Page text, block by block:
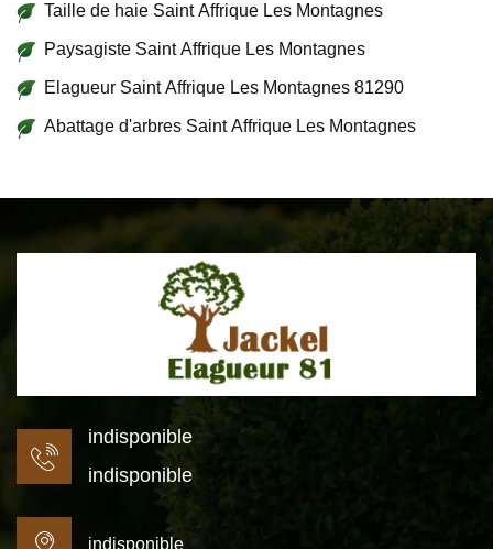
Taille de haie Saint Affrique Les Montagnes
Paysagiste Saint Affrique Les Montagnes
Elagueur Saint Affrique Les Montagnes 81290
Abattage d'arbres Saint Affrique Les Montagnes
indisponible
indisponible
indisponible